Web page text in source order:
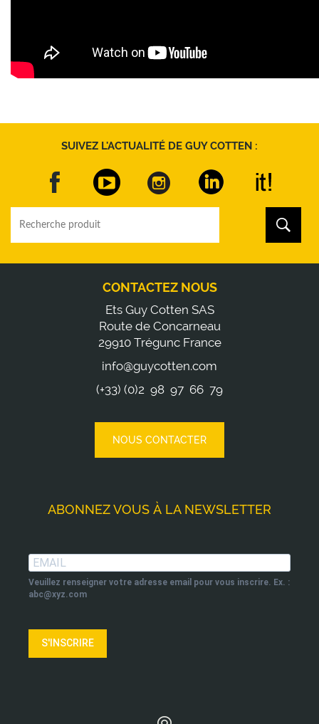
SUIVEZ L'ACTUALITÉ DE GUY COTTEN :
CONTACTEZ NOUS
Ets Guy Cotten SAS
Route de Concarneau
29910 Trégunc France
info@guycotten.com
(+33) (0)2 98 97 66 79
NOUS CONTACTER
ABONNEZ VOUS À LA NEWSLETTER
Veuillez renseigner votre adresse email pour vous inscrire. Ex. :
abc@xyz.com
S'INSCRIRE